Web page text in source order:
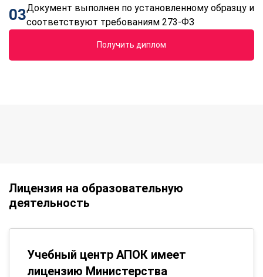
03Документ выполнен по установленному образцу и
соответствуют требованиям 273-ФЗ
Получить диплом
Лицензия на образовательную
деятельность
Учебный центр АПОК имеет
лицензию Министерства